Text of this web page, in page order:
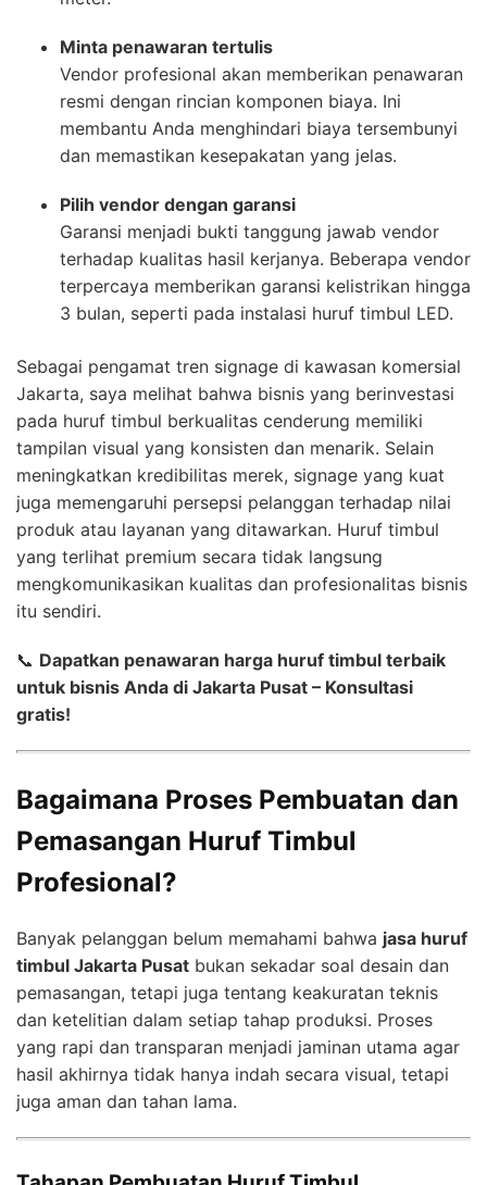
Minta penawaran tertulis
Vendor profesional akan memberikan penawaran
resmi dengan rincian komponen biaya. Ini
membantu Anda menghindari biaya tersembunyi
dan memastikan kesepakatan yang jelas.
Pilih vendor dengan garansi
Garansi menjadi bukti tanggung jawab vendor
terhadap kualitas hasil kerjanya. Beberapa vendor
terpercaya memberikan garansi kelistrikan hingga
3 bulan, seperti pada instalasi huruf timbul LED.
Sebagai pengamat tren signage di kawasan komersial
Jakarta, saya melihat bahwa bisnis yang berinvestasi
pada huruf timbul berkualitas cenderung memiliki
tampilan visual yang konsisten dan menarik. Selain
meningkatkan kredibilitas merek, signage yang kuat
juga memengaruhi persepsi pelanggan terhadap nilai
produk atau layanan yang ditawarkan. Huruf timbul
yang terlihat premium secara tidak langsung
mengkomunikasikan kualitas dan profesionalitas bisnis
itu sendiri.
📞 Dapatkan penawaran harga huruf timbul terbaik
untuk bisnis Anda di Jakarta Pusat – Konsultasi
gratis!
Bagaimana Proses Pembuatan dan
Pemasangan Huruf Timbul
Profesional?
Banyak pelanggan belum memahami bahwa jasa huruf
timbul Jakarta Pusat bukan sekadar soal desain dan
pemasangan, tetapi juga tentang keakuratan teknis
dan ketelitian dalam setiap tahap produksi. Proses
yang rapi dan transparan menjadi jaminan utama agar
hasil akhirnya tidak hanya indah secara visual, tetapi
juga aman dan tahan lama.